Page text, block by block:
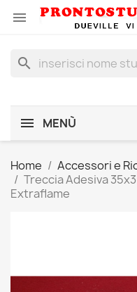

search
MENÙ
Home Accessori e
Treccia Adesiva
Extraflame